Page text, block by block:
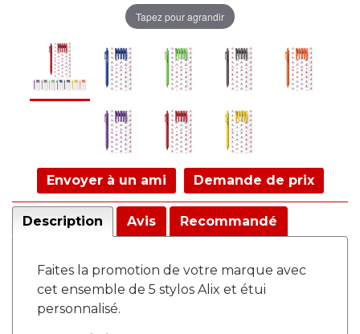
Tapez pour agrandir
Envoyer à un ami Demande de prix
Description Avis Recommandé
Faites la promotion de votre marque avec
cet ensemble de 5 stylos Alix et étui
personnalisé.